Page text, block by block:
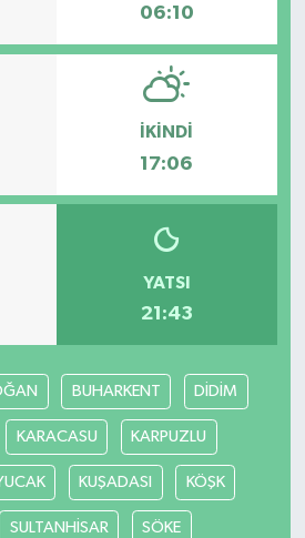
06:10
İKINDI
17:06
YATSI
21:43
BUHARKENT DİDİM
KARACASU KARPUZLU
KUŞADASI KÖŞK
SULTANHİSAR SÖKE